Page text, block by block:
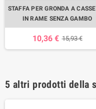
STAFFA PER GRONDA A
IN RAME SENZA GAMBO
10,36 € 15,93 €
5 altri prodotti della